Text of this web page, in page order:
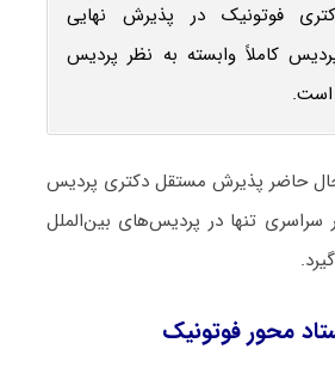
فوتونیک در پذیرش نهایی
کاملاً وابسته به نظر پردیس
است.
حاضر پذیرش مستقل دکتری پردیس
تنها در پردیس‌های بین‌الملل
محور فوتونیک